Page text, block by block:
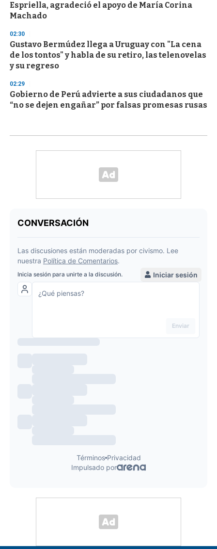
Espriella, agradeció el apoyo de María Corina
Machado
02:30
Gustavo Bermúdez llega a Uruguay con "La cena
de los tontos" y habla de su retiro, las telenovelas
y su regreso
02:29
Gobierno de Perú advierte a sus ciudadanos que
“no se dejen engañar” por falsas promesas rusas